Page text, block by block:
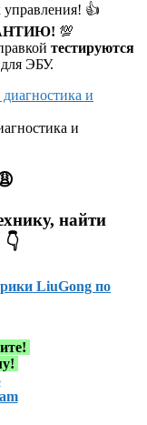
👍
💯
тестируются
для ЭБУ.
и
найти
LiuGong по